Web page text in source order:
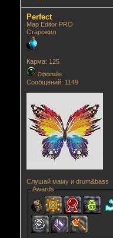
Perfect
Map Editor PRO
Старожил
Карма: 125
Оффлайн
Сообщений: 1149
Слушай маму и drum&bass
Awards